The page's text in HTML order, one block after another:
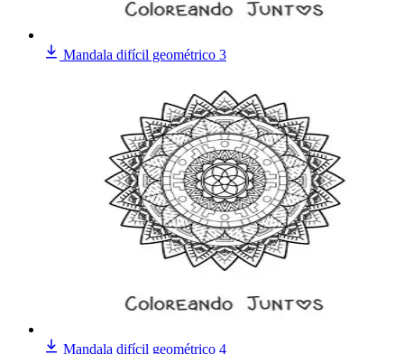
Mandala difícil geométrico 3
Mandala difícil geométrico 4